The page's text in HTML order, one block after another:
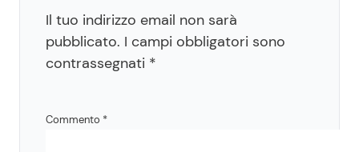
Il tuo indirizzo email non sarà
pubblicato. I campi obbligatori sono
contrassegnati *
Commento *